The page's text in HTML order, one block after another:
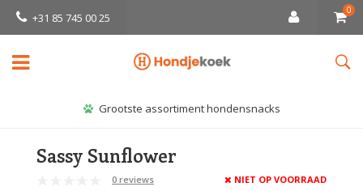
+31 85 745 00 25
0
Grootste assortiment hondensnacks
Sassy Sunflower
0 reviews NIET OP VOORRAAD